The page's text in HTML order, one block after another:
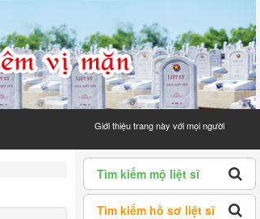
Giới thiệu trang này với mọi người
Tìm kiếm mộ liệt sĩ
Tìm kiếm hồ sơ liệt sĩ